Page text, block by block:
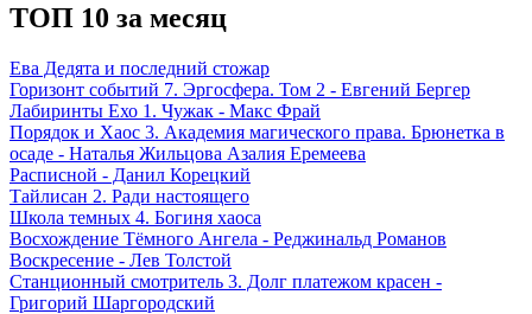
ТОП 10 за месяц
Ева Дедята и последний стожар
Горизонт событий 7. Эргосфера. Том 2 - Евгений Бергер
Лабиринты Ехо 1. Чужак - Макс Фрай
Порядок и Хаос 3. Академия магического права. Брюнетка в
осаде - Наталья Жильцова Азалия Еремеева
Расписной - Данил Корецкий
Тайлисан 2. Ради настоящего
Школа темных 4. Богиня хаоса
Восхождение Тёмного Ангела - Реджинальд Романов
Воскресение - Лев Толстой
Станционный смотритель 3. Долг платежом красен -
Григорий Шаргородский